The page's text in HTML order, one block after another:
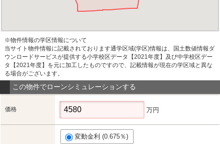
※物件情報の学区情報について
当サイト物件情報に記載されております通学区域(学区)情報は、国土数値情報ダ
ウンロードサービスが提供する小学校区データ【2021年度】及び中学校区デー
タ【2021年度】を元に加工したものですので、記載情報が現在の学区域と異な
る場合がございます。
この物件でローンシミュレーションする
価格 万円
変動金利 (0.675％)